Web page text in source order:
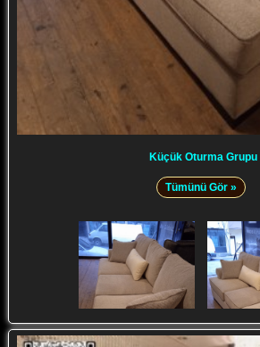
Küçük Oturma Grupu
Tümünü Gör »